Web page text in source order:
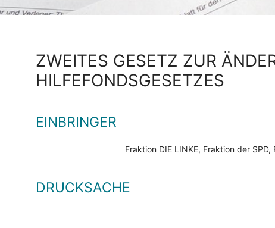
ZWEITES GESETZ ZUR
HILFEFONDSGESETZES
EINBRINGER
Fraktion DIE LINKE, Fraktion der
DRUCKSACHE